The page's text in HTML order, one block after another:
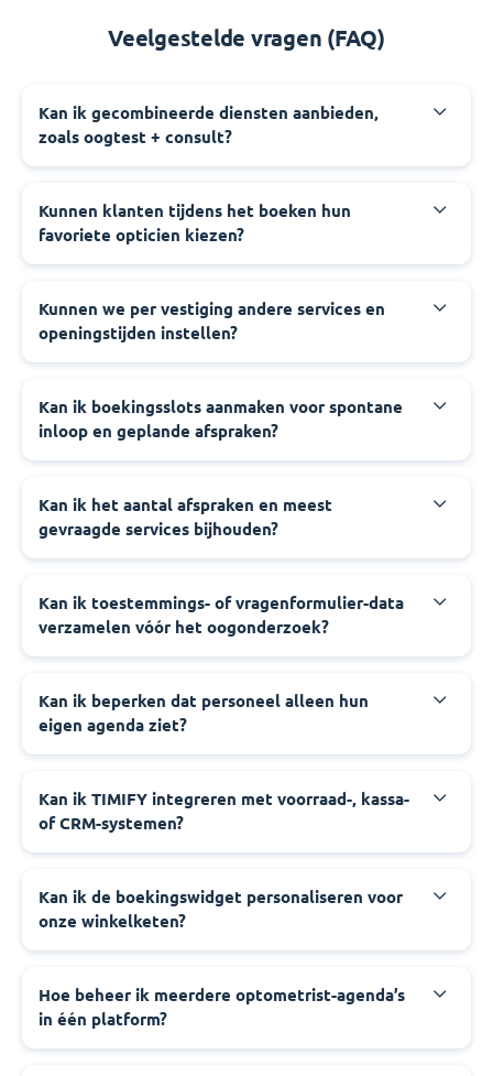
Veelgestelde vragen (FAQ)
Kan ik gecombineerde diensten aanbieden,
zoals oogtest + consult?
Kunnen klanten tijdens het boeken hun
favoriete opticien kiezen?
Kunnen we per vestiging andere services en
openingstijden instellen?
Kan ik boekingsslots aanmaken voor spontane
inloop en geplande afspraken?
Kan ik het aantal afspraken en meest
gevraagde services bijhouden?
Kan ik toestemmings- of vragenformulier-data
verzamelen vóór het oogonderzoek?
Kan ik beperken dat personeel alleen hun
eigen agenda ziet?
Kan ik TIMIFY integreren met voorraad-, kassa-
of CRM-systemen?
Kan ik de boekingswidget personaliseren voor
onze winkelketen?
Hoe beheer ik meerdere optometrist-agenda’s
in één platform?